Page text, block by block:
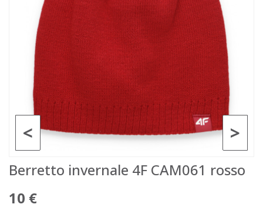
>
<
Berretto invernale 4F CAM061 rosso
10 €